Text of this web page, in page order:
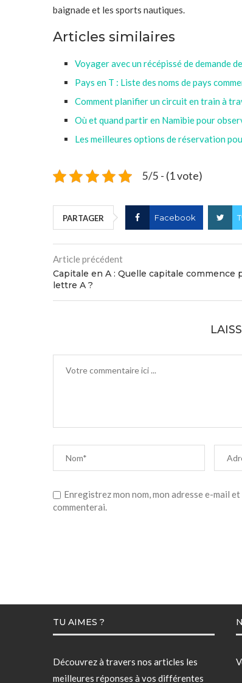
baignade et les sports nautiques.
Articles similaires
Voyager avec un récépissé de demande
Pays en T : Liste des noms de pays
Comment planifier un circuit en train à
Où et quand partir en Namibie pour
Les meilleures options de réservation
5/5 - (1 vote)
PARTAGER Facebook
Article précédent
Capitale en A : Quelle capitale commence
lettre A ?
Enregistrez mon nom, mon adresse e-mail
commenterai.
TU AIMES ?
Découvrez à travers nos articles les
meilleures réponses à vos différentes